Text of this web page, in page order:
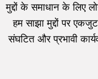
मुद्दों के समाधान के लिए
हम साझा मुद्दों पर
संघटित और प्रभावी